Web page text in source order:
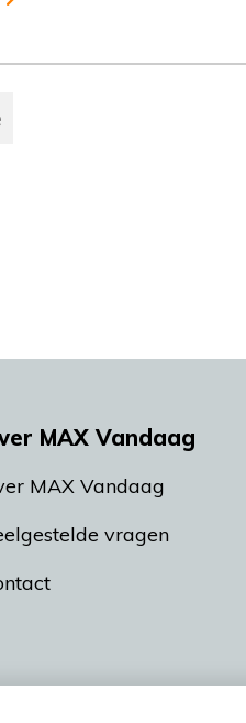
MAX Vandaag
MAX Vandaag
vragen